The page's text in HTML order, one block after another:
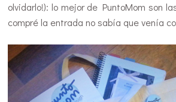
olvidarlo!): lo mejor de PuntoMom son
compré la entrada no sabía que venía